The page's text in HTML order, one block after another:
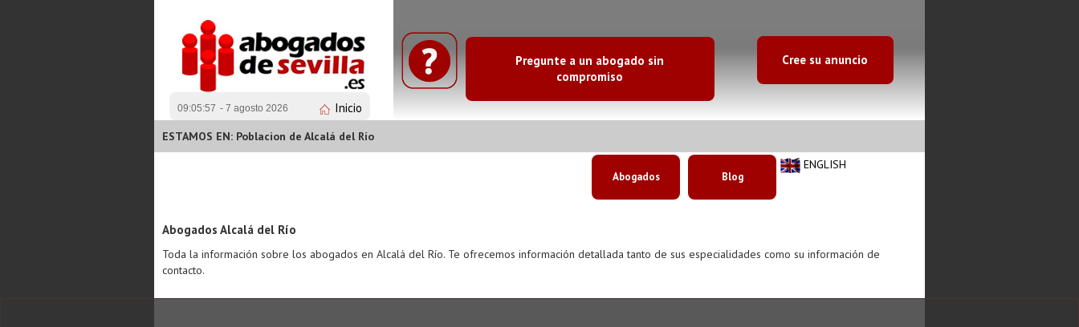
09:05:57 - 7 agosto 2026 Inicio
Pregunte a un abogado sin
compromiso
Cree su anuncio
ESTAMOS EN: Poblacion de Alcalá del Río
ENGLISH
Abogados Blog
Abogados Alcalá del Río
Toda la información sobre los abogados en Alcalá del Río. Te ofrecemos información detallada tanto de sus especialidades como su información de
contacto.